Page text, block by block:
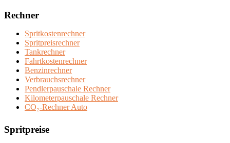
Rechner
Spritkostenrechner
Spritpreisrechner
Tankrechner
Fahrtkostenrechner
Benzinrechner
Verbrauchsrechner
Pendlerpauschale Rechner
Kilometerpauschale Rechner
CO₂-Rechner Auto
Spritpreise